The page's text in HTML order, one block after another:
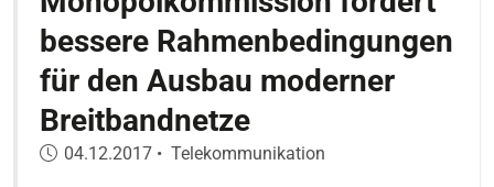
bessere Rahmenbedingungen
für den Ausbau moderner
Breitbandnetze
Veröffentlicht am:
04.12.2017 • Telekommunikation